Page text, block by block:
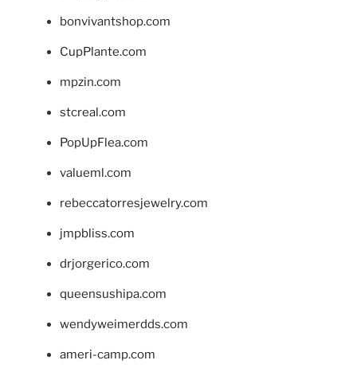
bonvivantshop.com
CupPlante.com
mpzin.com
stcreal.com
PopUpFlea.com
valueml.com
rebeccatorresjewelry.com
jmpbliss.com
drjorgerico.com
queensushipa.com
wendyweimerdds.com
ameri-camp.com